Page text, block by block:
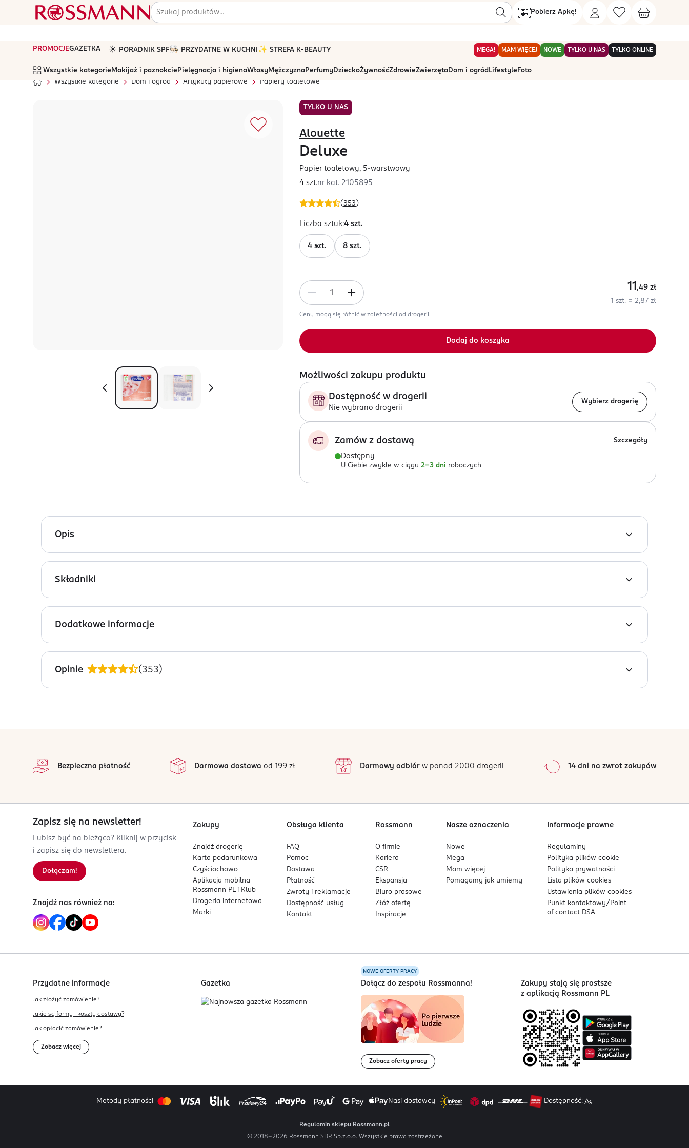
Pobierz Apkę!
PROMOCJEGAZETKA ☀️ PORADNIK SPF🧑🏻‍🍳 PRZYDATNE W KUCHNI ✨ STREFA K-BEAUTY MEGA! MAM WIĘCEJ NOWE TYLKO U NAS TYLKO ONLINE
Wszystkie kategorie Makijaż i paznokcie Pielęgnacja i higienaWłosyMężczyznaPerfumyDzieckoŻywnośćZdrowieZwierzętaDom i ogród Lifestyle Foto
Wszystkie kategorie
Dom i ogród Artykuły papierowe Papiery toaletowe
TYLKO U NAS
(353 )
Alouette
Deluxe
Papier toaletowy, 5-warstwowy
4 szt.nr kat. 2105895
Liczba sztuk:4 szt.
4 szt. 8 szt.
11 ,49 zł
1 szt. = 2,87 zł
Ceny mogą się różnić w zależności od drogerii.
Dodaj do koszyka
Możliwości zakupu produktu
Dostępność w drogerii
Nie wybrano drogerii
Wybierz drogerię
Zamów z dostawą Szczegóły
Dostępny
U Ciebie zwykle w ciągu 2-3 dni roboczych
Opis
Składniki
100% celuloza bielona bez użycia chloru.
Dodatkowe informacje
OSTRZEŻENIA DOTYCZĄCE BEZPIECZEŃSTWA
Opakowanie foliowe trzymać poza zasięgiem dzieci. Niebezpieczeństwo uduszenia!
DE-Niemcy
4 068134 106971
Opinie (353)
2
1
0%
Sortowanie wgdata: od najnowszej
Bezpieczna płatność Darmowa dostawa od 199 zł Darmowy odbiórw ponad 2000 drogerii 14 dni na zwrot zakupów
Zapisz się na newsletter!
Lubisz być na bieżąco? Kliknij w przycisk
i zapisz się do newslettera.
Dołączam!
Znajdź nas również na:
Zakupy
Znajdź drogerię
Karta podarunkowa
Czyściochowo
Aplikacja mobilna
Rossmann PL i Klub
Drogeria internetowa
Marki
Obsługa klienta
FAQ
Pomoc
Dostawa
Płatność
Zwroty i reklamacje
Dostępność usług
Kontakt
Rossmann
O firmie
Kariera
CSR
Ekspansja
Biuro prasowe
Złóż ofertę
Inspiracje
Nasze oznaczenia
Nowe
Mega
Mam więcej
Pomagamy jak umiemy
Informacje prawne
Regulaminy
Polityka plikówcookie
Polityka prywatności
Lista plikówcookies
Ustawienia plikówcookies
Punkt kontaktowy/ Point
of contact DSA
Przydatne informacje
Jak złożyć zamówienie?
Jakie są formy i koszty dostawy?
Jak opłacić zamówienie?
Zobacz więcej
Gazetka
NOWE OFERTY PRACY
Dołącz do zespołu Rossmanna!
Zobacz oferty pracy
Zakupy stają się prostsze
z aplikacją Rossmann PL
Metody płatności Nasi dostawcy Dostępność:
Regulamin sklepu Rossmann.pl
© 2018-2026 Rossmann SDP. Sp.z.o.o. Wszystkie prawa zastrzeżone